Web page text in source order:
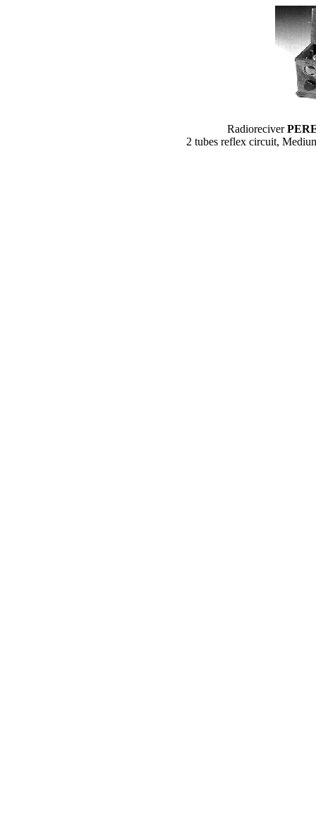
Radioreciver
2 tubes reflex circuit,